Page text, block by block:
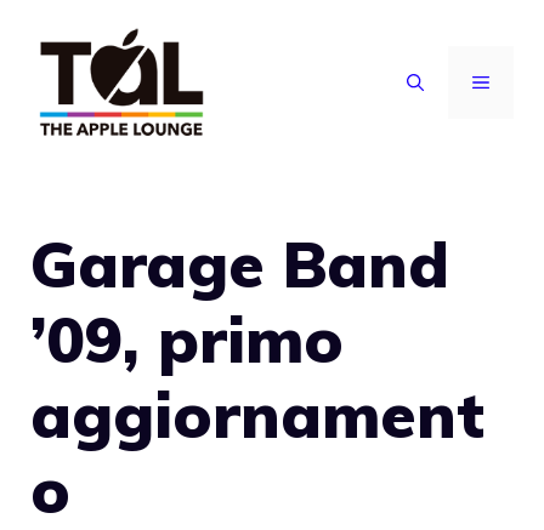
contenuto
MENU
Garage Band
’09, primo
aggiornament
o